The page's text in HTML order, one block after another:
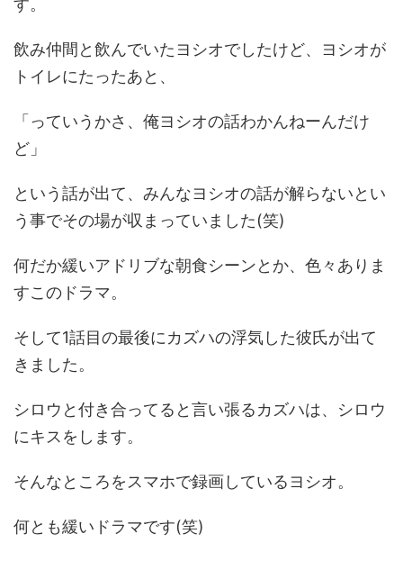
す。
飲み仲間と飲んでいたヨシオでしたけど、ヨシオが
トイレにたったあと、
「っていうかさ、俺ヨシオの話わかんねーんだけ
ど」
という話が出て、みんなヨシオの話が解らないとい
う事でその場が収まっていました(笑)
何だか緩いアドリブな朝食シーンとか、色々ありま
すこのドラマ。
そして1話目の最後にカズハの浮気した彼氏が出て
きました。
シロウと付き合ってると言い張るカズハは、シロウ
にキスをします。
そんなところをスマホで録画しているヨシオ。
何とも緩いドラマです(笑)